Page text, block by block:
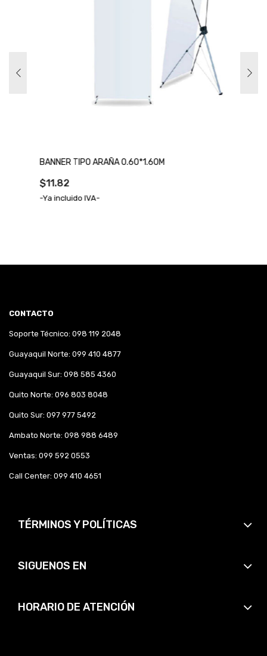
BANNER TIPO ARAÑA 0.60*1.60M
-Ya incluido IVA-
CONTACTO
Soporte Técnico: 098 119 2048
Guayaquil Norte: 099 410 4877
Guayaquil Sur: 098 585 4360
Quito Norte: 096 803 8048
Quito Sur: 097 977 5492
Ambato Norte: 098 988 6489
Ventas: 099 592 0553
Call Center: 099 410 4651
TÉRMINOS Y POLÍTICAS
SIGUENOS EN
HORARIO DE ATENCIÓN